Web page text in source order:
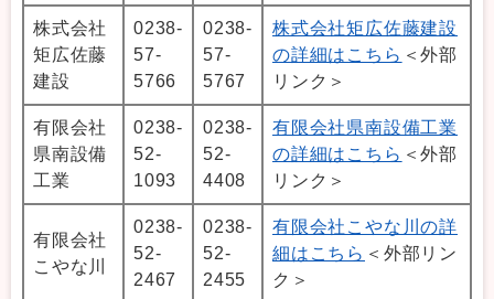
株式会社
矩広佐藤
建設
0238-
57-
5766
0238-
57-
5767
株式会社矩広佐藤建設
の詳細はこちら ＜外部
リンク＞
有限会社
県南設備
工業
0238-
52-
1093
0238-
52-
4408
有限会社県南設備工業
の詳細はこちら ＜外部
リンク＞
有限会社
こやな川
0238-
52-
2467
0238-
52-
2455
有限会社こやな川の詳
細はこちら ＜外部リン
ク＞